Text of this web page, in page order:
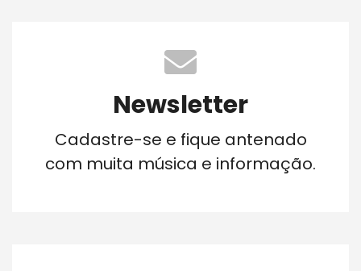
Newsletter
Cadastre-se e fique antenado
com muita música e informação.